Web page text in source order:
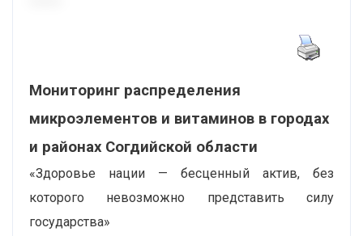
Мониторинг распределения
микроэлементов и витаминов в городах
и районах Согдийской области
«Здоровье нации — бесценный актив, без
которого невозможно представить силу
государства»